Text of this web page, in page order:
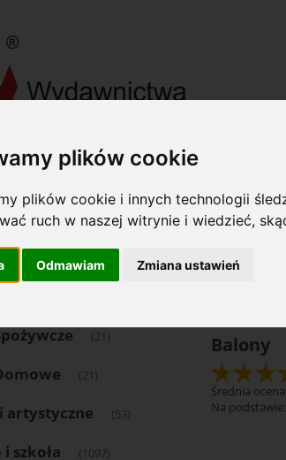
plików cookie
plików cookie i innych technologii
ruch w naszej witrynie i wiedzieć,
Odmawiam Zmiana ustawień
Akcydensowe S. A. Biuro i szkoła
(1504)
(21)
(21)
artystyczne (53)
szkoła (1097)
Cena:
Balony
Średnia
Na podstawie: